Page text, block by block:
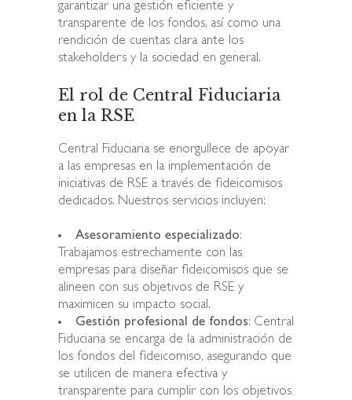
garantizar una gestión eficiente y
transparente de los fondos, así como una
rendición de cuentas clara ante los
stakeholders y la sociedad en general.
El rol de Central Fiduciaria
en la RSE
Central Fiduciaria se enorgullece de apoyar
a las empresas en la implementación de
iniciativas de RSE a través de fideicomisos
dedicados. Nuestros servicios incluyen:
Asesoramiento especializado:
Trabajamos estrechamente con las
empresas para diseñar fideicomisos que se
alineen con sus objetivos de RSE y
maximicen su impacto social.
Gestión profesional de fondos: Central
Fiduciaria se encarga de la administración de
los fondos del fideicomiso, asegurando que
se utilicen de manera efectiva y
transparente para cumplir con los objetivos